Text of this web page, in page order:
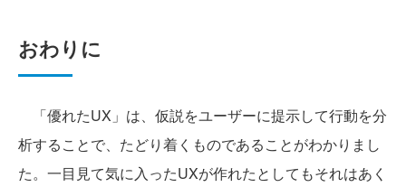
おわりに
「優れたUX」は、仮説をユーザーに提示して行動を分
析することで、たどり着くものであることがわかりまし
た。一目見て気に入ったUXが作れたとしてもそれはあく